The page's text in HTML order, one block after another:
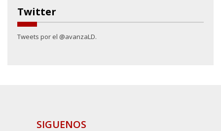
Twitter
Tweets por el @avanzaLD.
SIGUENOS